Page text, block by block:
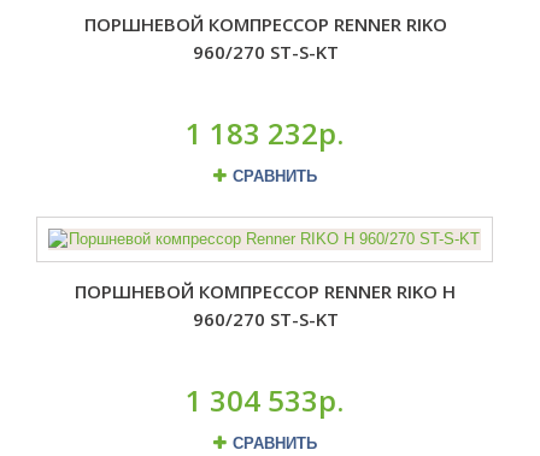
ПОРШНЕВОЙ КОМПРЕССОР RENNER RIKO
960/270 ST-S-KT
1 183 232р.
СРАВНИТЬ
ПОРШНЕВОЙ КОМПРЕССОР RENNER RIKO H
960/270 ST-S-KT
1 304 533р.
СРАВНИТЬ